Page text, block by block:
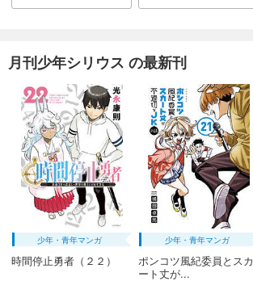
月刊少年シリウス の最新刊
少年・青年マンガ
時間停止勇者（２２）
少年・青年マンガ
ポンコツ風紀委員とスカ
ート丈が...